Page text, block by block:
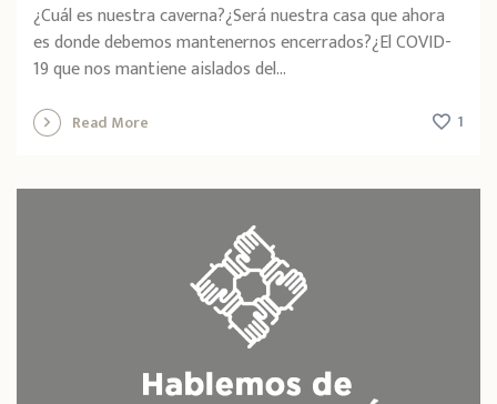
¿Cuál es nuestra caverna?¿Será nuestra casa que ahora
es donde debemos mantenernos encerrados?¿El COVID-
19 que nos mantiene aislados del...
Read More 1